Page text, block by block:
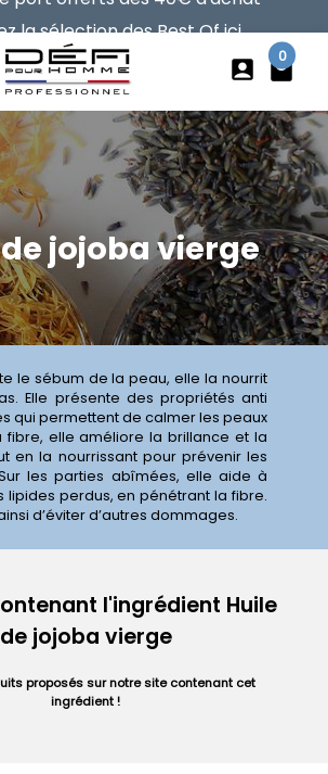
la sélection des Best Of ici
port offerts dès 40€ d'achat
account_box local_mall
0
jojoba vierge
le sébum de la peau, elle la nourrit
Elle présente des propriétés anti
qui permettent de calmer les peaux
fibre, elle améliore la brillance et la
en la nourrissant pour prévenir les
les parties abîmées, elle aide à
lipides perdus, en pénétrant la fibre.
d’éviter d’autres dommages.
l'ingrédient Huile
de jojoba vierge
proposés sur notre site contenant cet
ingrédient !